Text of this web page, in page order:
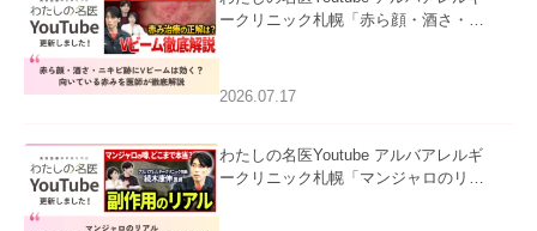
ークリニック札幌「赤ら顔・酒さ・ニ
ました。
2026.07.17
わたしの名医Youtube アルバアレルギ
ークリニック札幌「マンジャロのリア